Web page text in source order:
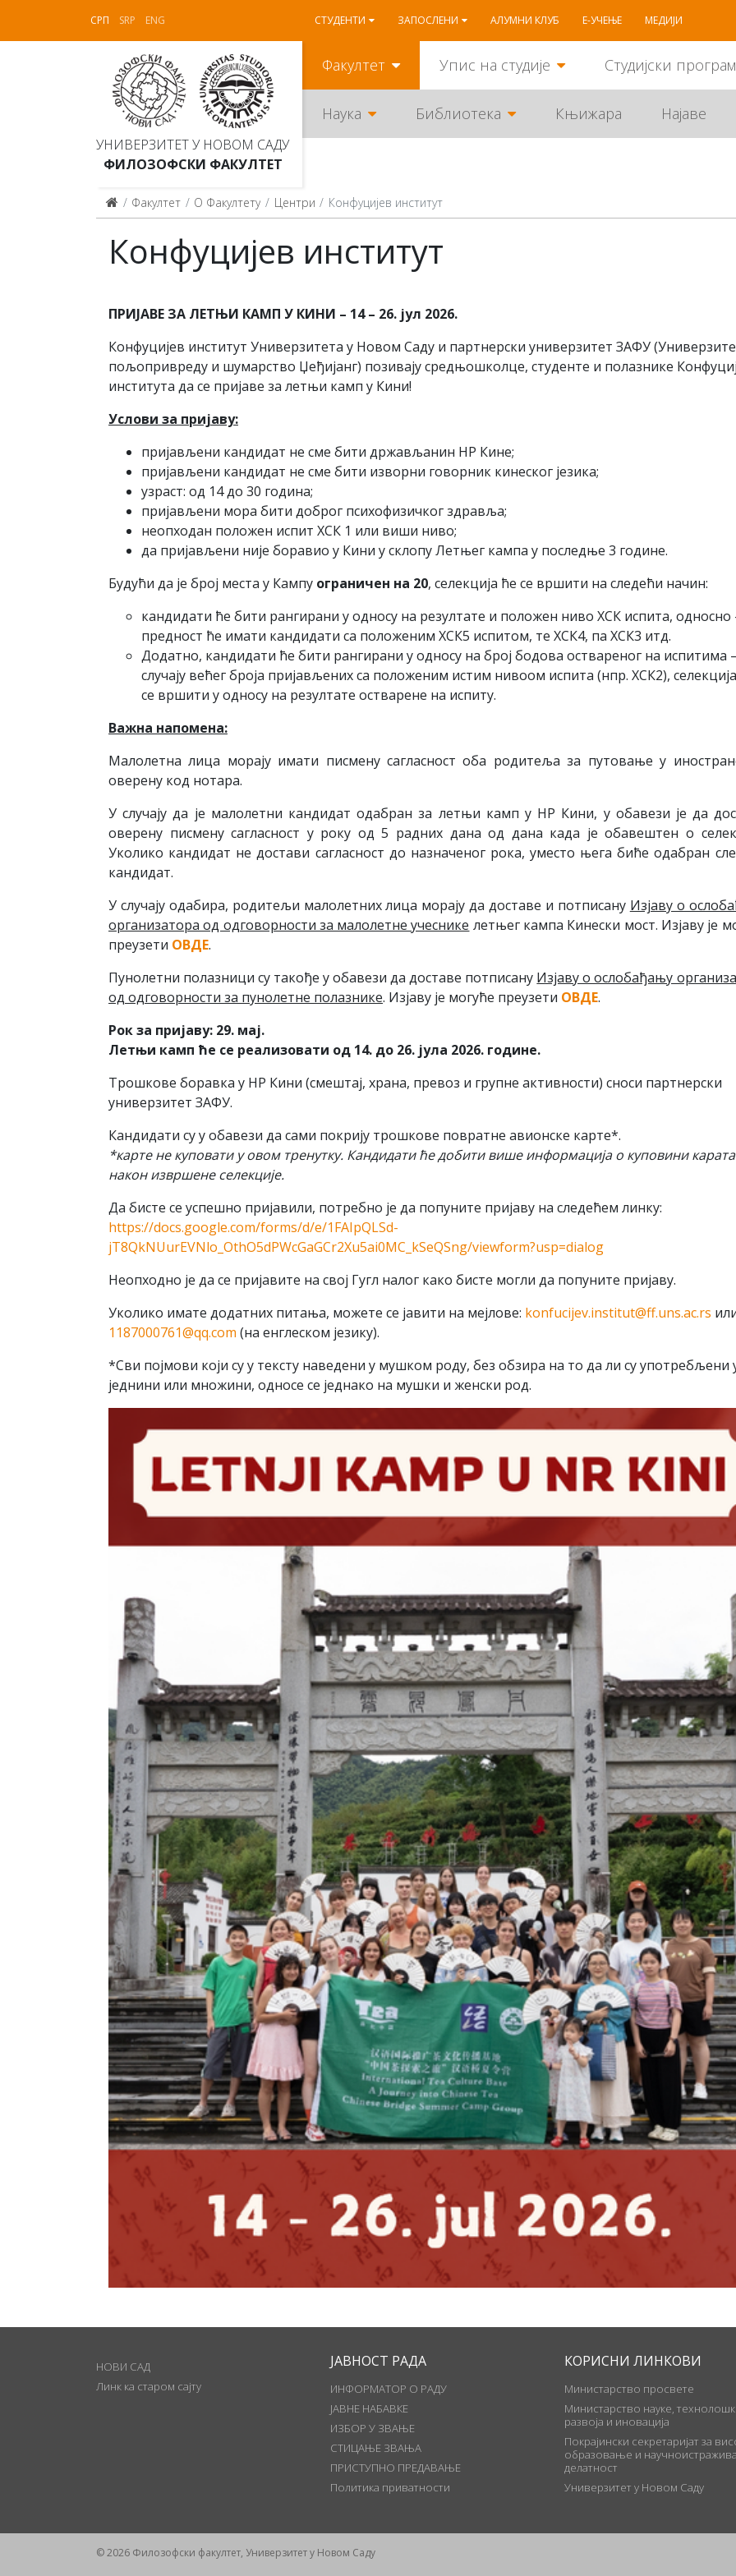
СРП SRP ENG СТУДЕНТИ ЗАПОСЛЕНИ АЛУМНИ КЛУБ Е-УЧЕЊЕ МЕДИЈИ
УНИВЕРЗИТЕТ У НОВОМ САДУ
ФИЛОЗОФСКИ ФАКУЛТЕТ
Факултет Упис на студије Студијски
Наука Библиотека Књижара Најаве
Факултет О Факултету Центри Конфуцијев институт
Конфуцијев институт
ПРИЈАВЕ ЗА ЛЕТЊИ КАМП У КИНИ – 14 – 26. јул 2026.
Конфуцијев институт Универзитета у Новом Саду и партнерски универзитет ЗАФУ
пољопривреду и шумарство Џеђијанг) позивају средњошколце, студенте и полазнике
института да се пријаве за летњи камп у Кини!
Услови за пријаву:
пријављени кандидат не сме бити држављанин НР Кине;
пријављени кандидат не сме бити изворни говорник кинеског језика;
узраст: од 14 до 30 година;
пријављени мора бити доброг психофизичког здравља;
неопходан положен испит ХСК 1 или виши ниво;
да пријављени није боравио у Кини у склопу Летњег кампа у последње 3 године.
Будући да је број места у Кампу ограничен на 20, селекција ће се вршити на следећи начин:
кандидати ће бити рангирани у односу на резултате и положен ниво ХСК испита, односно
предност ће имати кандидати са положеним ХСК5 испитом, те ХСК4, па ХСК3 итд.
Додатно, кандидати ће бити рангирани у односу на број бодова оствареног на испитима
случају већег броја пријављених са положеним истим нивоом испита (нпр. ХСК2),
се вршити у односу на резултате остварене на испиту.
Важна напомена:
Малолетна лица морају имати писмену сагласност оба родитеља за путовање у
оверену код нотара.
У случају да је малолетни кандидат одабран за летњи камп у НР Кини, у обавези је да
оверену писмену сагласност у року од 5 радних дана од дана када је обавештен о
Уколико кандидат не достави сагласност до назначеног рока, уместо њега биће одабран
кандидат.
У случају одабира, родитељи малолетних лица морају да доставе и потписану Изјаву о
организатора од одговорности за малолетне учеснике летњег кампа Кинески мост. Изјаву је
преузети ОВДЕ.
Пунолетни полазници су такође у обавези да доставе потписану Изјаву о ослобађању
од одговорности за пунолетне полазнике. Изјаву је могуће преузети ОВДЕ.
Рок за пријаву: 29. мај.
Летњи камп ће се реализовати од 14. до 26. јула 2026. године.
Трошкове боравка у НР Кини (смештај, храна, превоз и групне активности) сноси партнерски
универзитет ЗАФУ.
Кандидати су у обавези да сами покрију трошкове повратне авионске карте*.
*карте не куповати у овом тренутку. Кандидати ће добити више информација о куповини карата
након извршене селекције.
Да бисте се успешно пријавили, потребно је да попуните пријаву на следећем линку:
https://docs.google.com/forms/d/e/1FAIpQLSd-
jT8QkNUurEVNlo_OthO5dPWcGaGCr2Xu5ai0MC_kSeQSng/viewform?usp=dialog
Неопходно је да се пријавите на свој Гугл налог како бисте могли да попуните пријаву.
Уколико имате додатних питања, можете се јавити на мејлове: konfucijev.institut@ff.uns.ac.rs
1187000761@qq.com (на енглеском језику).
*Сви појмови који су у тексту наведени у мушком роду, без обзира на то да ли су употребљени
једнини или множини, односе се једнако на мушки и женски род.
НОВИ САД
Линк ка старом сајту
ЈАВНОСТ РАДА
ИНФОРМАТОР О РАДУ
ЈАВНЕ НАБАВКЕ
ИЗБОР У ЗВАЊЕ
СТИЦАЊЕ ЗВАЊА
ПРИСТУПНО ПРЕДАВАЊЕ
Политика приватности
КОРИСНИ ЛИНКОВИ
Министарство просвете
Министарство науке,
развоја и иновација
Покрајински секретаријат за
образовање и
делатност
Универзитет у Новом Саду
© 2026 Филозофски факултет, Универзитет у Новом Саду